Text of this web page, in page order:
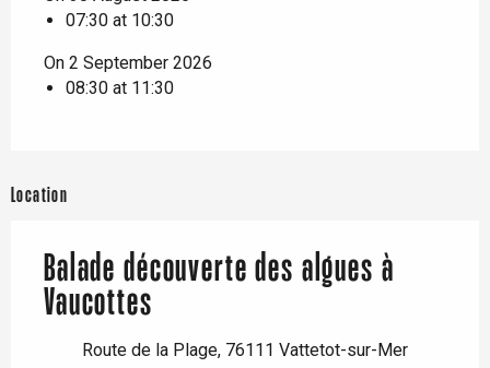
07:30 at 10:30
On 2 September 2026
08:30 at 11:30
Location
Balade découverte des algues à
Vaucottes
Route de la Plage, 76111 Vattetot-sur-Mer